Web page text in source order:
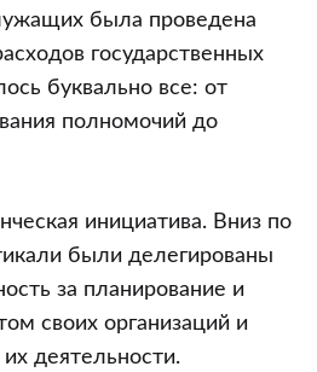
была проведена
государственных
буквально все: от
полномочий до
инициатива. Вниз по
были делегированы
за планирование и
своих организаций и
деятельности.